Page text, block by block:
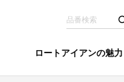
ロートアイアンの魅力